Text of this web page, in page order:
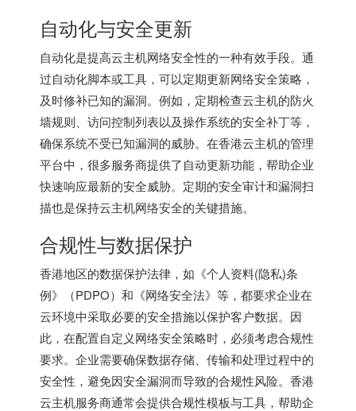
自动化与安全更新
自动化是提高云主机网络安全性的一种有效手段。通
过自动化脚本或工具，可以定期更新网络安全策略，
及时修补已知的漏洞。例如，定期检查云主机的防火
墙规则、访问控制列表以及操作系统的安全补丁等，
确保系统不受已知漏洞的威胁。在香港云主机的管理
平台中，很多服务商提供了自动更新功能，帮助企业
快速响应最新的安全威胁。定期的安全审计和漏洞扫
描也是保持云主机网络安全的关键措施。
合规性与数据保护
香港地区的数据保护法律，如《个人资料(隐私)条
例》（PDPO）和《网络安全法》等，都要求企业在
云环境中采取必要的安全措施以保护客户数据。因
此，在配置自定义网络安全策略时，必须考虑合规性
要求。企业需要确保数据存储、传输和处理过程中的
安全性，避免因安全漏洞而导致的合规性风险。香港
云主机服务商通常会提供合规性模板与工具，帮助企